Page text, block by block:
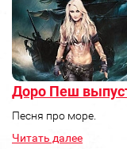
Доро Пеш
Песня про море.
Читать далее